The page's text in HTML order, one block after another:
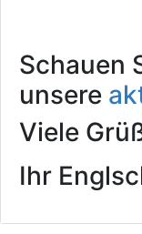
Schauen
unsere
Viele
Ihr